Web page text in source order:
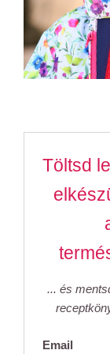
Töltsd
... és
Email